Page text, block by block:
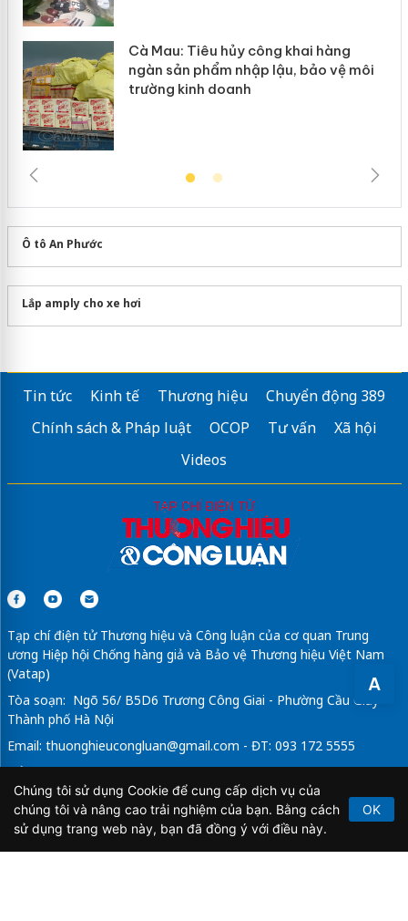
A
Cà Mau: Tiêu hủy công khai hàng
ngàn sản phẩm nhập lậu, bảo vệ môi
trường kinh doanh
Ô tô An Phước
Lắp amply cho xe hơi
Tin tức Kinh tế Thương hiệu
Chuyển động 389
Chính sách & Pháp luật
OCOP Tư vấn
Xã hội
Videos
Tạp chí điện tử Thương hiệu và Công luận của cơ quan Trung
ương Hiệp hội Chống hàng giả và Bảo vệ Thương hiệu Việt Nam
(Vatap)
Tòa soạn: Ngõ 56/ B5D6 Trương Công Giai - Phường Cầu Giấy -
Thành phố Hà Nội
Email: thuonghieucongluan@gmail.com - ĐT: 093 172 5555
Tổng Biên Tập: Vũ Đức Thuận
Giấy phép hoạt động báo chí điện tử số 64/GP-BTTTT do Bộ
Thông tin và Truyền thông cấp ngày 21/2/2020.
Chúng tôi sử dụng Cookie để cung cấp dịch vụ của
chúng tôi và nâng cao trải nghiệm của bạn. Bằng cách
sử dụng trang web này, bạn đã đồng ý với điều này.
OK